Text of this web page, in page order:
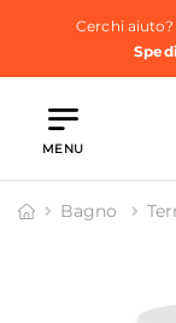
Cerchi aiuto?
MENU
Bagno